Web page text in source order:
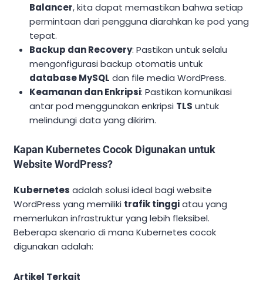
Balancer, kita dapat memastikan bahwa setiap
permintaan dari pengguna diarahkan ke pod yang
tepat.
Backup dan Recovery: Pastikan untuk selalu
mengonfigurasi backup otomatis untuk
database MySQL dan file media WordPress.
Keamanan dan Enkripsi: Pastikan komunikasi
antar pod menggunakan enkripsi TLS untuk
melindungi data yang dikirim.
Kapan Kubernetes Cocok Digunakan untuk
Website WordPress?
Kubernetes adalah solusi ideal bagi website
WordPress yang memiliki trafik tinggiatau yang
memerlukan infrastruktur yang lebih fleksibel.
Beberapa skenario di mana Kubernetes cocok
digunakan adalah:
Artikel Terkait